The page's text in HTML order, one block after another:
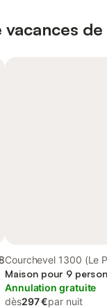
Courchevel 1300 (Le
Maison pour 9
Annulation gratuite
dès297 €par nuit